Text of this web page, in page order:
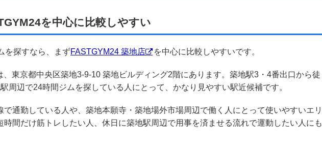
を中心に比較しやすい
を探すなら、まずFASTGYM24 築地店 を中心に比較しやすいです。
、東京都中央区築地3-9-10 築地ビルディング2階にあります。築地駅3・4番出口から徒
周辺で24時間ジムを探している人にとって、かなり見やすい駅近候補です。
で通勤している人や、築地本願寺・築地場外市場周辺で働く人にとって使いやすいエリ
時間だけ筋トレしたい人、休日に築地駅周辺で用事を済ませる流れで運動したい人にも